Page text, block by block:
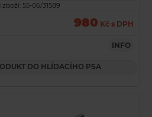
55-06/31589
980 Kč s DPH
INFO
DO HLÍDACÍHO PSA